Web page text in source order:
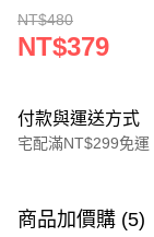
NT$480
NT$379
付款與運送方式
宅配滿NT$299免運
信用卡一次付款
商品加價購 (5)